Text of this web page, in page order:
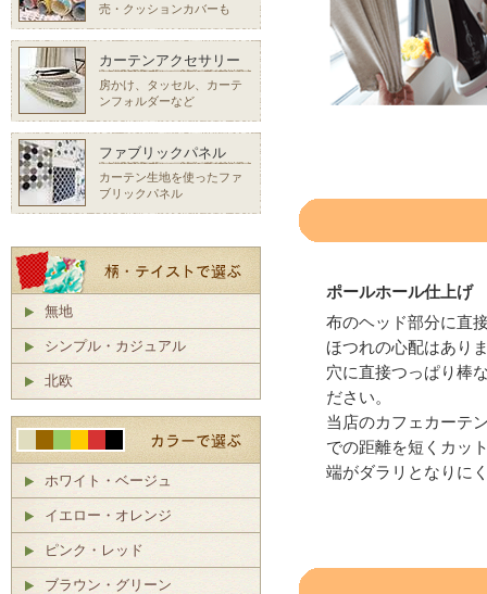
ポールホール仕上げ
布のヘッド部分に直
ほつれの心配はあり
穴に直接つっぱり棒
ださい。
当店のカフェカーテ
での距離を短くカッ
端がダラリとなりに
売・クッションカバーも
カーテンアクセサリー
房かけ、タッセル、カーテ
ンフォルダーなど
ファブリックパネル
カーテン生地を使ったファ
ブリックパネル
無地
シンプル・カジュアル
北欧
ホワイト・ベージュ
イエロー・オレンジ
ピンク・レッド
ブラウン・グリーン